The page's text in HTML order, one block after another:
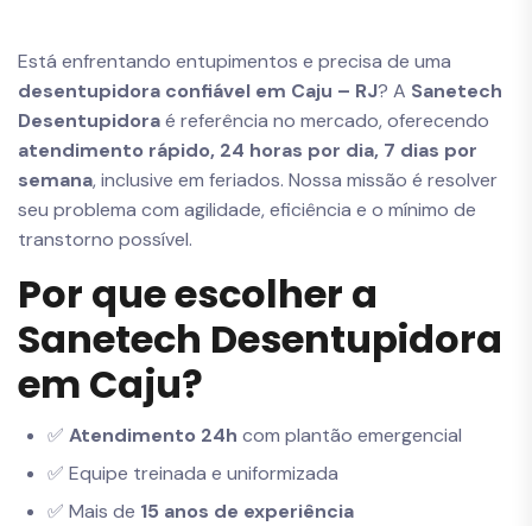
Está enfrentando entupimentos e precisa de uma
desentupidora confiável em Caju – RJ? A Sanetech
Desentupidoraé referência no mercado, oferecendo
atendimento rápido, 24 horas por dia, 7 dias por
semana, inclusive em feriados. Nossa missão é resolver
seu problema com agilidade, eficiência e o mínimo de
transtorno possível.
Por que escolher a
Sanetech Desentupidora
em Caju?
✅ Atendimento 24h com plantão emergencial
✅ Equipe treinada e uniformizada
✅ Mais de 15 anos de experiência